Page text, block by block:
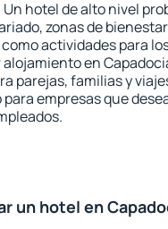
hotel de alto nivel
zonas de
actividades para
en
parejas, familias y
empresas que
un hotel en